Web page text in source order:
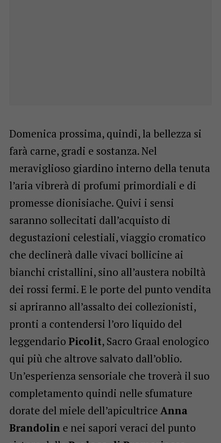
Domenica prossima, quindi, la bellezza si
farà carne, gradi e sostanza. Nel
meraviglioso giardino interno della tenuta
l’aria vibrerà di profumi primordiali e di
promesse dionisiache. Quivi i sensi
saranno sollecitati dall’acquisto di
degustazioni celestiali, viaggio cromatico
che declinerà dalle vivaci bollicine ai
bianchi cristallini, sino all’austera nobiltà
dei rossi fermi. E le porte del punto vendita
si apriranno all’assalto dei collezionisti,
pronti a contendersi l’oro liquido del
leggendario Picolit, Sacro Graal enologico
qui più che altrove salvato dall’oblio.
Un’esperienza sensoriale che troverà il suo
completamento quindi nelle sfumature
dorate del miele dell’apicultrice Anna
Brandoline nei sapori veraci del punto